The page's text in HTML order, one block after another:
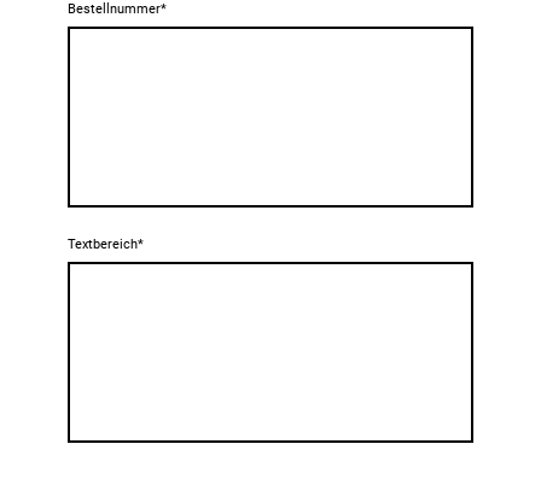
Bestellnummer*
Textbereich*